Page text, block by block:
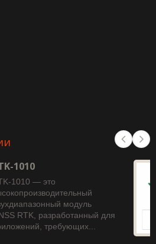
1010
1010 — это
модуль
RTK, разработанный для
требующих...